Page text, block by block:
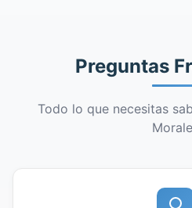
Preguntas
Todo lo que necesitas